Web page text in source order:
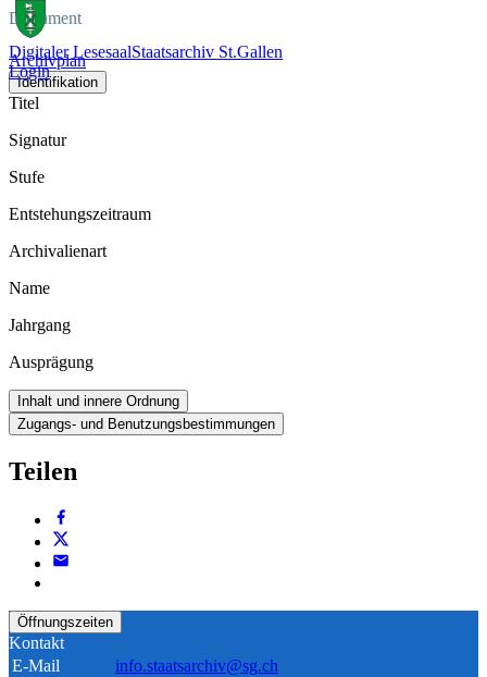
Digitaler LesesaalStaatsarchiv St.Gallen
Login
Dokument
Archivplan
Identifikation
Titel
Signatur
Stufe
Entstehungszeitraum
Archivalienart
Name
Jahrgang
Ausprägung
Inhalt und innere Ordnung
Zugangs- und Benutzungsbestimmungen
Teilen
Öffnungszeiten
Kontakt
E-Mail
info.staatsarchiv@sg.ch